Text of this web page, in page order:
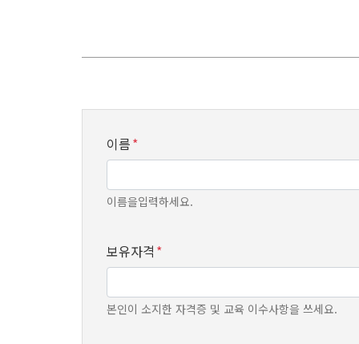
이름*
이름을입력하세요.
보유자격 *
본인이 소지한 자격증 및 교육 이수사항을 쓰세요.